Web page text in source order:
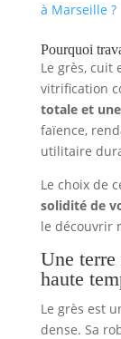
à Marseille ?
Pourquoi
Le grès, cuit
vitrification
totale et
faïence,
utilitaire
Le choix de
solidité de
le découvrir
Une terre
haute
Le grès est
dense. Sa